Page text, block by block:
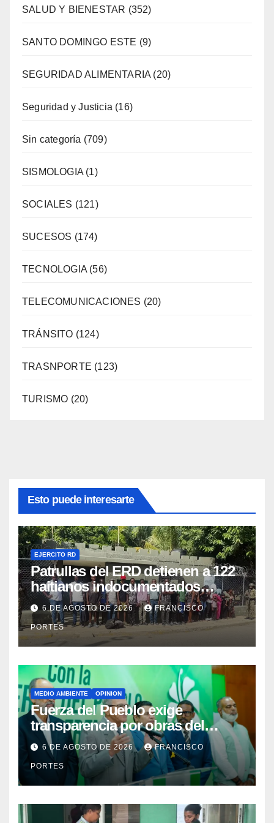
SALUD Y BIENESTAR (352)
SANTO DOMINGO ESTE (9)
SEGURIDAD ALIMENTARIA (20)
Seguridad y Justicia (16)
Sin categoría (709)
SISMOLOGIA (1)
SOCIALES (121)
SUCESOS (174)
TECNOLOGIA (56)
TELECOMUNICACIONES (20)
TRÁNSITO (124)
TRASNPORTE (123)
TURISMO (20)
Esto puede interesarte
EJERCITO RD
Patrullas del ERD detienen a 122
haitianos indocumentados
durante intervenciones en
Dajabón y Santiago Rodríguez
6 DE AGOSTO DE 2026 FRANCISCO
PORTES
MEDIO AMBIENTE OPINION
Fuerza del Pueblo exige
transparencia por obras del
Gobierno en Los Jardines del
Norte
6 DE AGOSTO DE 2026 FRANCISCO
PORTES